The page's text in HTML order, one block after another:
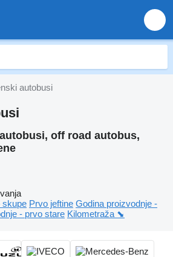
autobusi
off road autobus,
skupe Prvo jeftine Godina proizvodnje -
- prvo stare Kilometraža ⬊